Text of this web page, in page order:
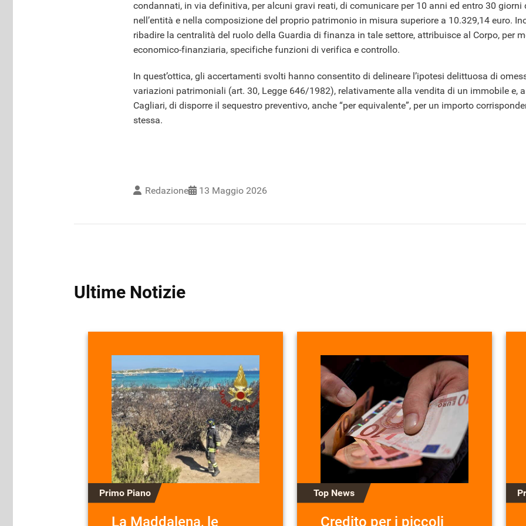
condannati, in via definitiva, per alcuni gravi reati, di comunicare per 10 anni ed entro 30
nell’entità e nella composizione del proprio patrimonio in misura superiore a 10.329,14 euro.
ribadire la centralità del ruolo della Guardia di finanza in tale settore, attribuisce al Corpo, per
economico-finanziaria, specifiche funzioni di verifica e controllo.
In quest’ottica, gli accertamenti svolti hanno consentito di delineare l’ipotesi delittuosa di
variazioni patrimoniali (art. 30, Legge 646/1982), relativamente alla vendita di un immobile e,
Cagliari, di disporre il sequestro preventivo, anche “per equivalente”, per un importo
stessa.
Redazione 13 Maggio 2026
Ultime Notizie
Primo Piano
La Maddalena, le
Top News
Credito per i piccoli